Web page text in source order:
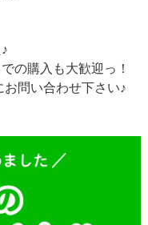
の購入も大歓迎っ！
問い合わせ下さい♪